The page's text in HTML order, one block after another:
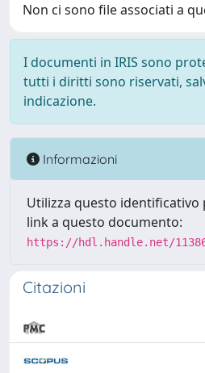
Non ci sono file associati a
I documenti in IRIS sono
tutti i diritti sono riservati,
indicazione.
Informazioni
Utilizza questo identificativo
link a questo documento:
https://hdl.handle.net/
Citazioni